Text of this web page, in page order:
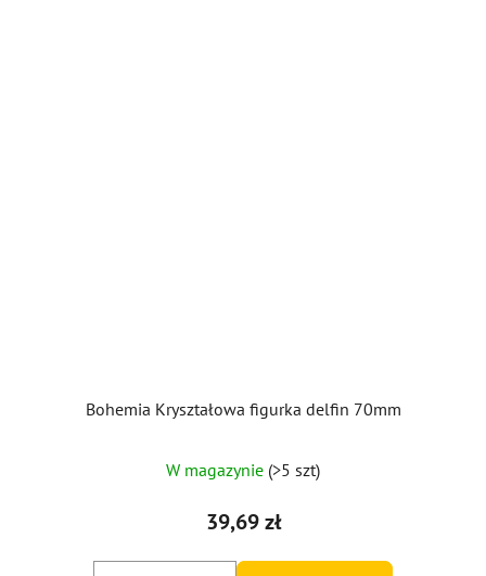
Bohemia Kryształowa figurka delfin 70mm
W magazynie (>5 szt)
39,69 zł